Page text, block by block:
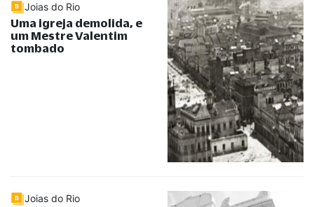
Joias do Rio
Uma igreja demolida, e
um Mestre Valentim
tombado
Joias do Rio